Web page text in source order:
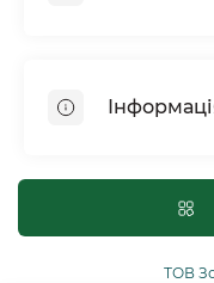
Птахи
Рептилії
Оплата і доставка
Політика
Публічна угода
ТОВ